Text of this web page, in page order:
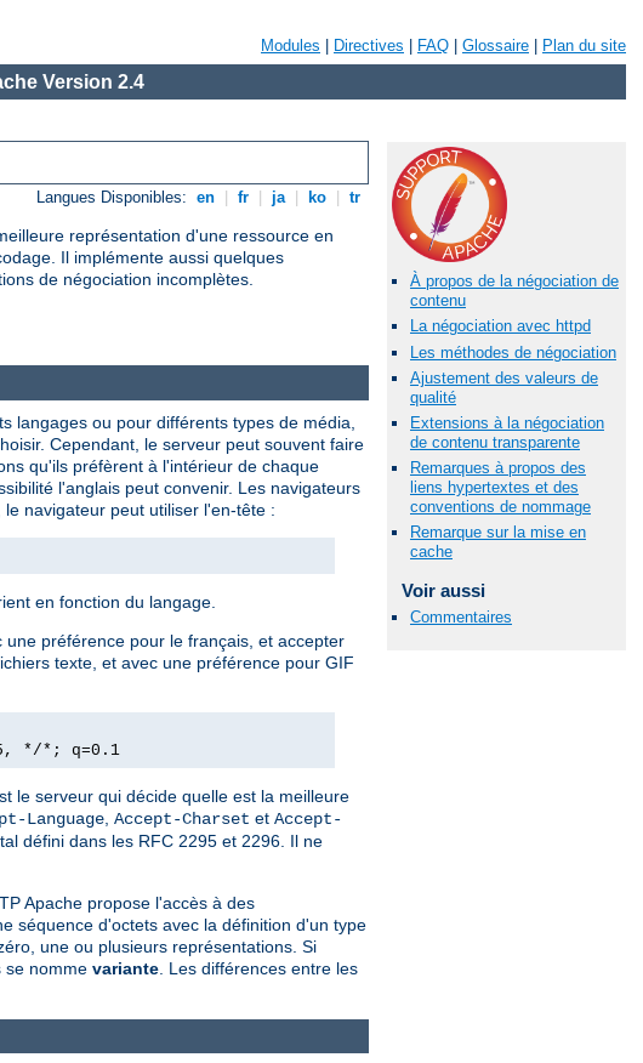
Modules Directives FAQ Glossaire Plan du site
Version 2.4
Langues Disponibles: en fr ja ko tr
représentation d'une ressource en
Il implémente aussi quelques
de négociation incomplètes.
À propos de la négociation de
contenu
La négociation avec httpd
Les méthodes de négociation
Ajustement des valeurs de
qualité
Extensions à la négociation
de contenu transparente
Remarques à propos des
liens hypertextes et des
conventions de nommage
Remarque sur la mise en
cache
Voir aussi
Commentaires
langages ou pour différents types de média,
Cependant, le serveur peut souvent faire
qu'ils préfèrent à l'intérieur de chaque
l'anglais peut convenir. Les navigateurs
navigateur peut utiliser l'en-tête :
en fonction du langage.
préférence pour le français, et accepter
texte, et avec une préférence pour GIF
*/*; q=0.1
le serveur qui décide quelle est la meilleure
Language Accept-Charset et Accept-
défini dans les RFC 2295 et 2296. Il ne
Apache propose l'accès à des
séquence d'octets avec la définition d'un type
une ou plusieurs représentations. Si
se nomme variante . Les différences entre les